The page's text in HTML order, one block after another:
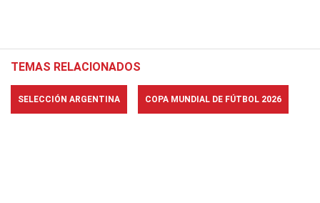
TEMAS RELACIONADOS
SELECCIÓN ARGENTINA COPA MUNDIAL DE FÚTBOL 2026